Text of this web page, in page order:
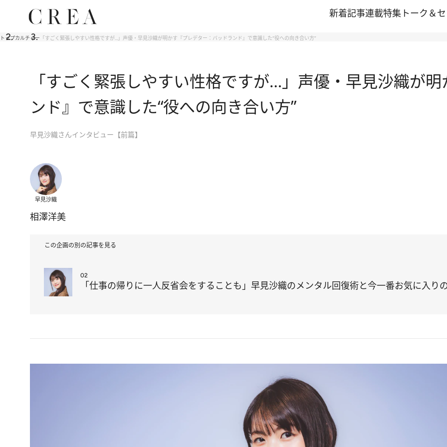
新着記事連載特集 トーク＆
トップカルチャー 「すごく緊張しやすい性格ですが…」声優・早見沙織が明かす『プレデター：バッドランド』で意識した“役への向き合い方”
「すごく緊張しやすい性格ですが…」声優・早見沙織が
ンド』で意識した“役への向き合い方”
早見沙織さんインタビュー【前篇】
早見沙織
相澤洋美
この企画の別の記事を見る
02
「仕事の帰りに一人反省会をすることも」早見沙織のメンタル回復術と今一番お気に入り